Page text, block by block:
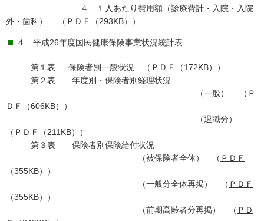
４ １人あたり費用額（診療費計・入院・入院
外・歯科） （ ＰＤＦ （293KB））
４ 平成26年度国民健康保険事業状況統計表
第１表 保険者別一般状況 （ ＰＤＦ
（172KB））
第２表 年度別・保険者別経理状況
（一般） （ Ｐ
ＤＦ
（606KB））
（退職分）
（ ＰＤＦ
（211KB））
第３表 保険者別保険給付状況
（被保険者全体） （ ＰＤＦ
（355KB））
（一般分全体再掲） （ ＰＤＦ
（355KB））
（前期高齢者分再掲） （ ＰＤ